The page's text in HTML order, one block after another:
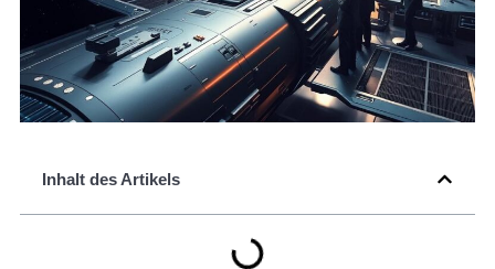
Inhalt des Artikels